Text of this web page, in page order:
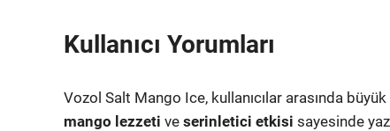
Kullanıcı Yorumları
Vozol Salt Mango Ice, kullanıcılar arasında
mango lezzeti ve serinletici etkisi sayesinde